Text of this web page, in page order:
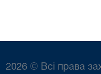
2026 © Всі права